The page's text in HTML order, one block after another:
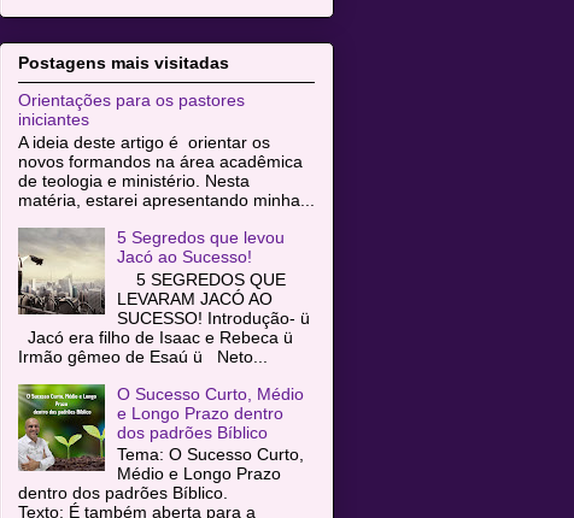
Postagens mais visitadas
Orientações para os pastores
iniciantes
A ideia deste artigo é orientar os
novos formandos na área acadêmica
de teologia e ministério. Nesta
matéria, estarei apresentando minha...
5 Segredos que levou
Jacó ao Sucesso!
5 SEGREDOS QUE
LEVARAM JACÓ AO
SUCESSO! Introdução- ü
Jacó era filho de Isaac e Rebeca ü
Irmão gêmeo de Esaú ü Neto...
O Sucesso Curto, Médio
e Longo Prazo dentro
dos padrões Bíblico
Tema: O Sucesso Curto,
Médio e Longo Prazo
dentro dos padrões Bíblico.
Texto: É também aberta para a